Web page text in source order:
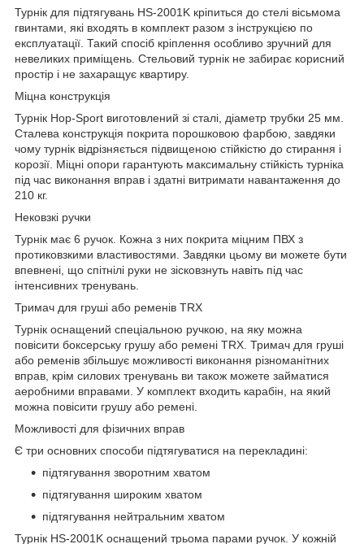
Турнік для підтягувань HS-2001K кріпиться до стелі вісьмома
гвинтами, які входять в комплект разом з інструкцією по
експлуатації. Такий спосіб кріплення особливо зручний для
невеликих приміщень. Стельовий турнік не забирає корисний
простір і не захаращує квартиру.
Міцна конструкція
Турнік Hop-Sport виготовлений зі сталі, діаметр трубки 25 мм.
Сталева конструкція покрита порошковою фарбою, завдяки
чому турнік відрізняється підвищеною стійкістю до стирання і
корозії. Міцні опори гарантують максимальну стійкість турніка
під час виконання вправ і здатні витримати навантаження до
210 кг.
Нековзкі ручки
Турнік має 6 ручок. Кожна з них покрита міцним ПВХ з
протиковзкими властивостями. Завдяки цьому ви можете бути
впевнені, що спітнілі руки не зісковзнуть навіть під час
інтенсивних тренувань.
Тримач для груші або ременів TRX
Турнік оснащений спеціальною ручкою, на яку можна
повісити боксерську грушу або ремені TRX. Тримач для груші
або ременів збільшує можливості виконання різноманітних
вправ, крім силових тренувань ви також можете займатися
аеробними вправами. У комплект входить карабін, на який
можна повісити грушу або ремені.
Можливості для фізичних вправ
Є три основних способи підтягуватися на перекладині:
підтягування зворотним хватом
підтягування широким хватом
підтягування нейтральним хватом
Турнік HS-2001K оснащений трьома парами ручок. У кожній